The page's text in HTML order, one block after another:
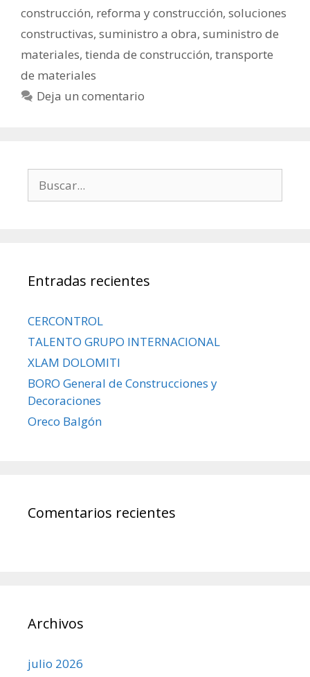
construcción, reforma y construcción, soluciones
constructivas, suministro a obra, suministro de
materiales, tienda de construcción, transporte
de materiales
Deja un comentario
Entradas recientes
CERCONTROL
TALENTO GRUPO INTERNACIONAL
XLAM DOLOMITI
BORO General de Construcciones y
Decoraciones
Oreco Balgón
Comentarios recientes
Archivos
julio 2026